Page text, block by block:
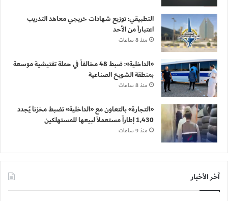
التطبيقي: توزيع شهادات خريجي معاهد التدريب
اعتباراً من الأحد
منذ 8 ساعات
«الداخلية»: ضبط 48 مخالفاً في حملة تفتيشية موسعة
بمنطقة الشويخ الصناعية
منذ 8 ساعات
«التجارة» بالتعاون مع «الداخلية» تضبط مخزناً يُجدد
1,430 إطاراً مستعملاً لبيعها للمستهلكين
منذ 9 ساعات
آخر الأخبار